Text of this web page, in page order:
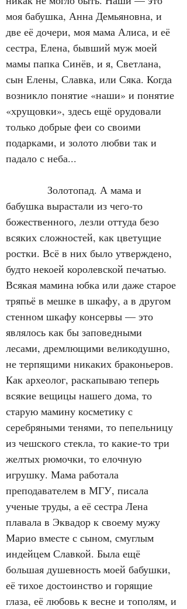
моя бабушка, Анна Демьяновна, и
две её дочери, моя мама Алиса, и её
сестра, Елена, бывший муж моей
мамы папка Синёв, и я, Светлана,
сын Елены, Славка, или Сяка. Когда
возникло понятие «наши» и понятие
«хрущовки», здесь ещё орудовали
только добрые феи со своими
подарками, и золото любви так и
падало с неба...
Золотопад. А мама и
бабушка вырастали из чего-то
божественного, лезли оттуда безо
всяких сложностей, как цветущие
ростки. Всё в них было утверждено,
будто некоей королевской печатью.
Всякая мамина юбка или даже старое
тряпьё в мешке в шкафу, а в другом
стенном шкафу консервы — это
являлось как бы заповедными
лесами, дремлющими великодушно,
не терпящими никаких браконьеров.
Как археолог, раскапываю теперь
всякие вещицы нашего дома, то
старую мамину косметику с
серебряными тенями, то пепельницу
из чешского стекла, то какие-то три
желтых рюмочки, то елочную
игрушку. Мама работала
преподавателем в МГУ, писала
ученые труды, а её сестра Лена
плавала в Эквадор к своему мужу
Марио вместе с сыном, смуглым
индейцем Славкой. Была ещё
большая душевность моей бабушки,
её тихое достоинство и горящие
глаза, её любовь к весне и тополям, и